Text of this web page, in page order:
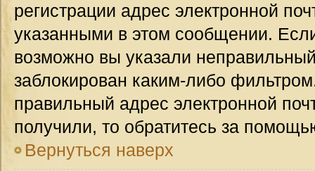
регистрации адрес электронной
указанными в этом сообщении.
возможно вы указали
заблокирован каким-либо
правильный адрес электронной
получили, то обратитесь за
Вернуться наверх